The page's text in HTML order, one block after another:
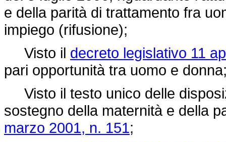
e della parità di trattamento fra
impiego (rifusione);
Visto il decreto legislativo 11
pari opportunità tra uomo e
Visto il testo unico delle
sostegno della maternità e della
marzo 2001, n. 151;